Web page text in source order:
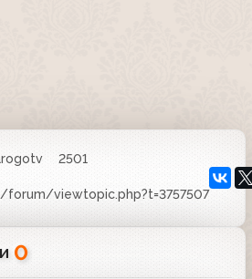
2501
viewtopic.php?t=3757507
0